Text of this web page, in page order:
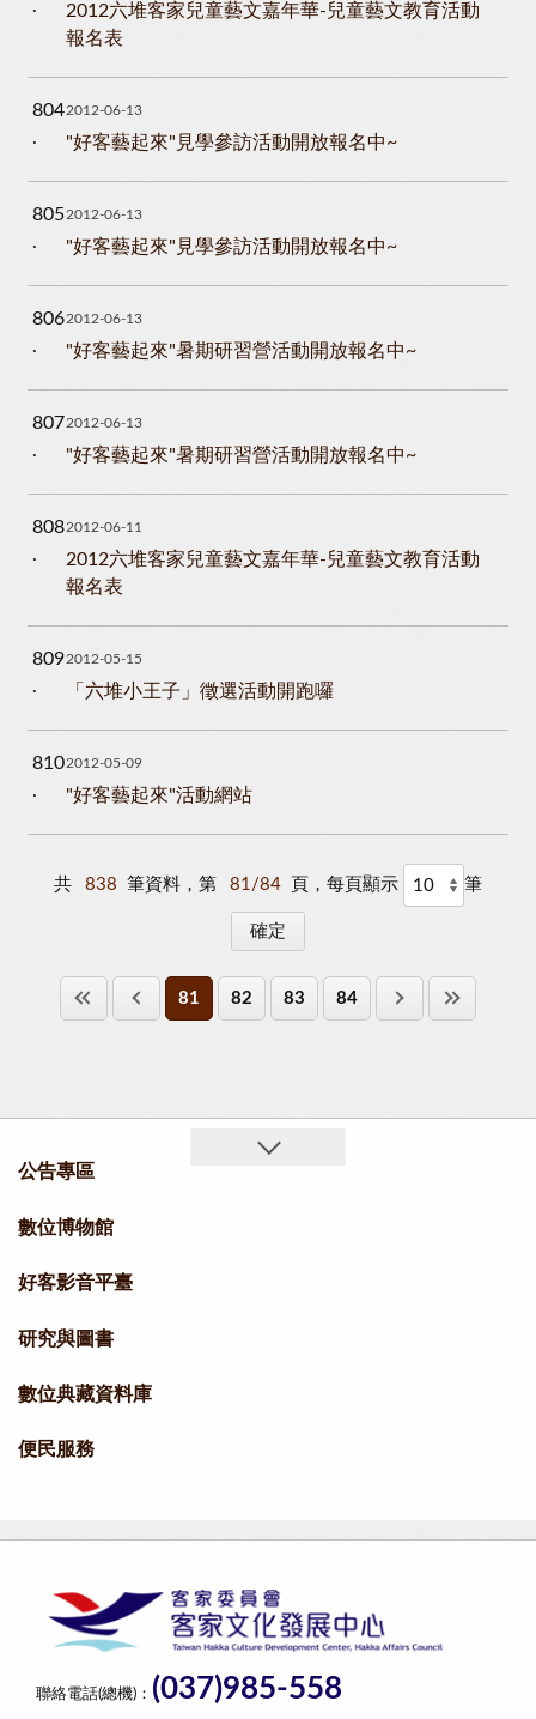
2012六堆客家兒童藝文嘉年華-兒童藝文教育活動
報名表
8042012-06-13
"好客藝起來"見學參訪活動開放報名中~
8052012-06-13
"好客藝起來"見學參訪活動開放報名中~
8062012-06-13
"好客藝起來"暑期研習營活動開放報名中~
8072012-06-13
"好客藝起來"暑期研習營活動開放報名中~
8082012-06-11
2012六堆客家兒童藝文嘉年華-兒童藝文教育活動
報名表
8092012-05-15
「六堆小王子」徵選活動開跑囉
8102012-05-09
"好客藝起來"活動網站
共 838 筆資料，第 81/84 頁，每頁顯示 筆
81 82 83 84
公告專區
數位博物館
好客影音平臺
研究與圖書
數位典藏資料庫
便民服務
聯絡電話(總機)： (037)985-558